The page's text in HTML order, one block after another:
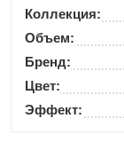
Коллекция:
Объем:
Бренд:
Цвет:
Эффект: